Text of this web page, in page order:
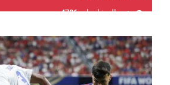
عدد المشاهدات 4786